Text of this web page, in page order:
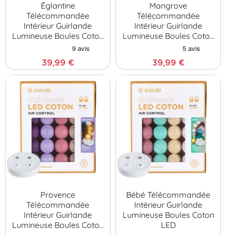
Églantine
Télécommandée
Intérieur Guirlande
Lumineuse Boules Coton
39,99 €
Mangrove
Télécommandée
Intérieur Guirlande
Lumineuse Boules Coton
39,99 €
Provence
Télécommandée
Intérieur Guirlande
Lumineuse Boules Coton
Bébé Télécommandée
Intérieur Guirlande
Lumineuse Boules Coton
LED